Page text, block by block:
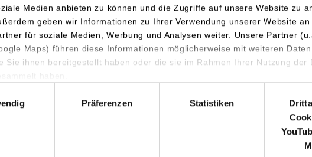
Medien anbieten zu können und die Zugriffe auf unsere Website zu
geben wir Informationen zu Ihrer Verwendung unserer Website an
für soziale Medien, Werbung und Analysen weiter. Unsere Partner
Maps) führen diese Informationen möglicherweise mit weiteren
Sie ihnen bereitgestellt haben oder die sie im Rahmen Ihrer Nutzung der
Präferenzen Statistiken
INDIS-Infoveranstaltung für
Studierende
Im